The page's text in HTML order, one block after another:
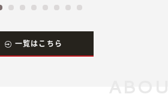
一覧はこちら